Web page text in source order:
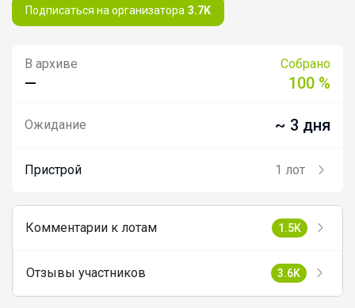
Подписаться на организатора 3.7K
В архиве
—
Собрано
100 %
Ожидание ~ 3 дня
Пристрой 1 лот
Комментарии к лотам 1.5K
Отзывы участников 3.6K